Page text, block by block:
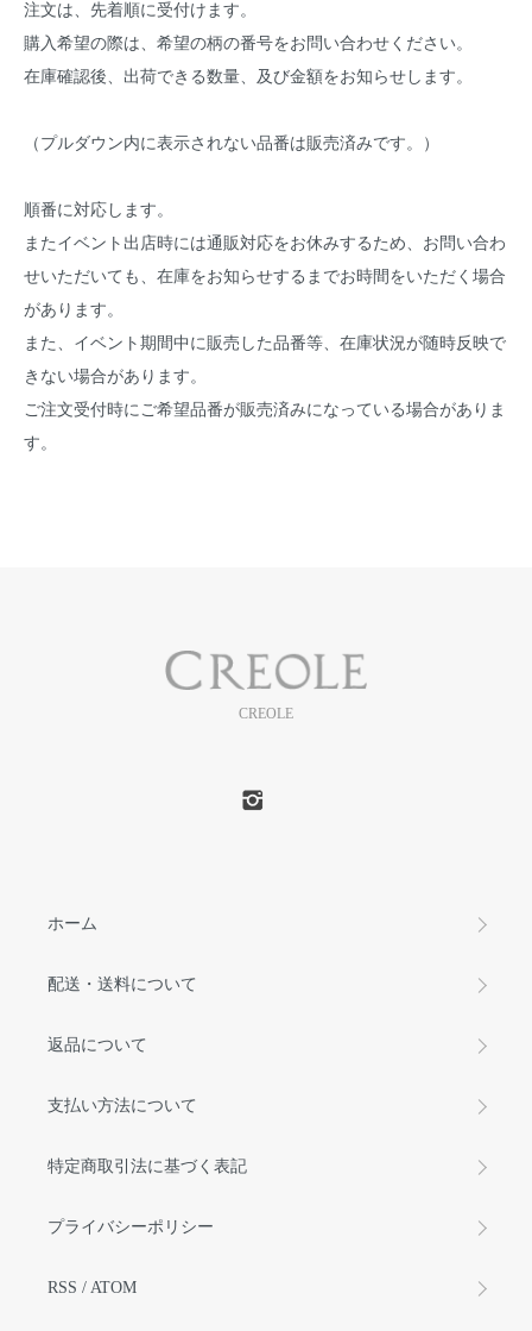
注文は、先着順に受付けます。
購入希望の際は、希望の柄の番号をお問い合わせください。
在庫確認後、出荷できる数量、及び金額をお知らせします。
（プルダウン内に表示されない品番は販売済みです。）
順番に対応します。
またイベント出店時には通販対応をお休みするため、お問い合わ
せいただいても、在庫をお知らせするまでお時間をいただく場合
があります。
また、イベント期間中に販売した品番等、在庫状況が随時反映で
きない場合があります。
ご注文受付時にご希望品番が販売済みになっている場合がありま
す。
CREOLE
ホーム
配送・送料について
返品について
支払い方法について
特定商取引法に基づく表記
プライバシーポリシー
RSS / ATOM